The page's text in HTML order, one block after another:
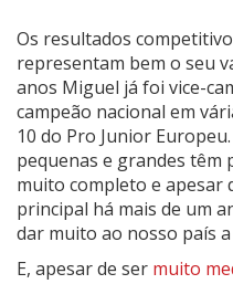
Os resultados
representam bem o seu
anos Miguel já foi vice-
campeão nacional em
10 do Pro Junior
pequenas e grandes têm
muito completo e apesar
principal há mais de um
dar muito ao nosso país
E, apesar de ser muito